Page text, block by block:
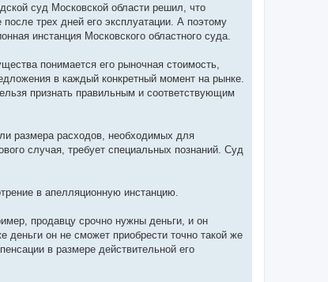
суд Московской области решил, что
трех дней его эксплуатации. А поэтому
инстанция Московского областного суда.
понимается его рыночная стоимость,
в каждый конкретный момент на рынке.
признать правильным и соответствующим
размера расходов, необходимых для
случая, требует специальных познаний. Суд
в апелляционную инстанцию.
продавцу срочно нужны деньги, и он
деньги он не сможет приобрести точно такой же
в размере действительной его